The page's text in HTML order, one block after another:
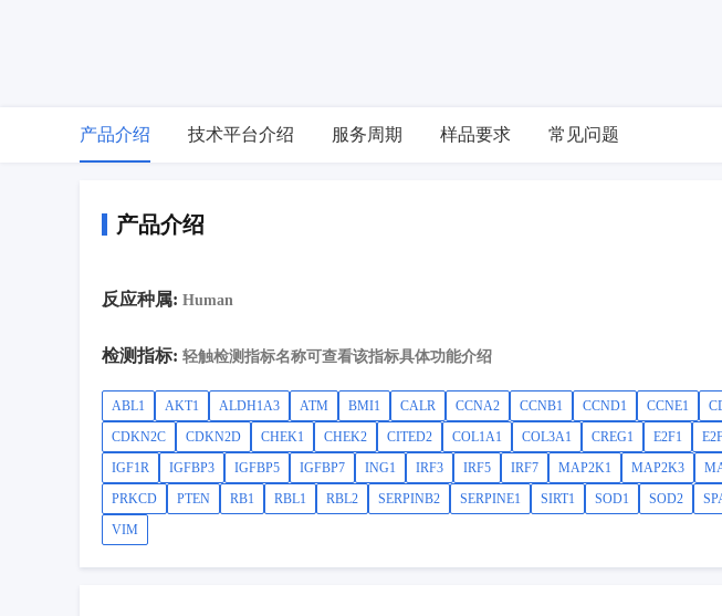
产品介绍 技术平台介绍 服务周期 样品要求 常见问题
产品介绍
反应种属: Human
检测指标: 轻触检测指标名称可查看该指标具体功能介绍
ABL1 AKT1 ALDH1A3 ATM BMI1 CALR CCNA2 CCNB1 CCND1 CCNE1
CDKN2C
CDKN2D CHEK1 CHEK2 CITED2 COL1A1 COL3A1 CREG1 E2F1
IGF1R
IGFBP3 IGFBP5 IGFBP7 ING1 IRF3 IRF5 IRF7 MAP2K1 MAP2K3
PRKCD
PTEN RB1 RBL1 RBL2 SERPINB2 SERPINE1 SIRT1 SOD1 SOD2
VIM